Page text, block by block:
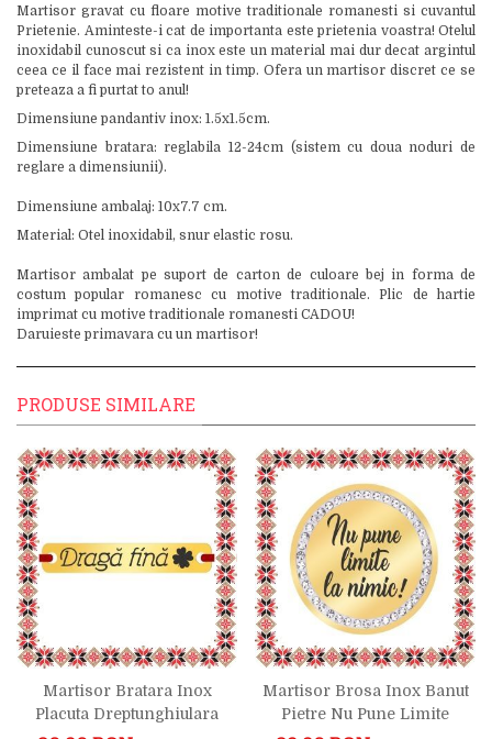
Martisor gravat cu floare motive traditionale romanesti si cuvantul
Prietenie. Aminteste-i cat de importanta este prietenia voastra! Otelul
inoxidabil cunoscut si ca inox este un material mai dur decat argintul
ceea ce il face mai rezistent in timp. Ofera un martisor discret ce se
preteaza a fi purtat to anul!
Dimensiune pandantiv inox: 1.5x1.5cm.
Dimensiune bratara: reglabila 12-24cm (sistem cu doua noduri de
reglare a dimensiunii).
Dimensiune ambalaj: 10x7.7 cm.
Material: Otel inoxidabil, snur elastic rosu.
Martisor ambalat pe suport de carton de culoare bej in forma de
costum popular romanesc cu motive traditionale. Plic de hartie
imprimat cu motive traditionale romanesti CADOU!
Daruieste primavara cu un martisor!
PRODUSE SIMILARE
Martisor Bratara Inox
Placuta Dreptunghiulara
Martisor Brosa Inox Banut
Pietre Nu Pune Limite